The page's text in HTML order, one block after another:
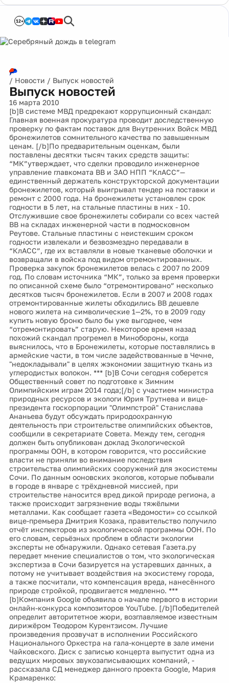
12+
/ Новости / Выпуск новостей
Выпуск новостей
16 марта 2010
[b]В системе МВД предрекают коррупционный скандал:
Главная военная прокуратура проводит доследственную
проверку по фактам поставок для Внутренних Войск МВД
бронежилетов сомнительного качества по завышенным
ценам. [/b]По предварительным оценкам, были
поставлены десятки тысяч таких средств защиты:
“МК”утверждает, что сделки проводило инженерное
управление главкомата ВВ и ЗАО НПП “КлАСС”—
единственный держатель конструкторской документации
бронежилетов, который выигрывал тендер на поставки и
ремонт с 2000 года. На бронежилеты установлен срок
годности в 5 лет, на стальные пластины в них - 10.
Отслужившие свое бронежилеты собирали со всех частей
ВВ на складах инженерной части в подмосковном
Реутове. Стальные пластины с неистекшим сроком
годности извлекали и безвозмездно передавали в
“КлАСС”, где их вставляли в новые тканевые оболочки и
возвращали в войска под видом отремонтированных.
Проверка закупок бронежилетов велась с 2007 по 2009
год. По словам источника “МК”, только за время проверки
по описанной схеме было “отремонтировано” несколько
десятков тысяч бронежилетов. Если в 2007 и 2008 годах
отремонтированные жилеты обходились ВВ дешевле
нового жилета на символические 1—2%, то в 2009 году
купить новую броню было бы уже выгоднее, чем
“отремонтировать” старую. Некоторое время назад
похожий скандал прогремел в Минобороны, когда
выяснилось, что в Бронежилеты, которые поставлялись в
армейские части, в том числе задействованные в Чечне,
"недокладывали" в целях жэкономии защитную ткань из
углеродистых волокон. *** [b]В Сочи сегодня соберется
Общественный совет по подготовке к Зимним
Олимпийским играм 2014 года;[/b] с участием министра
природных ресурсов и экологи Юрия Трутнева и вице-
президента госкорпорации "Олимпстрой" Станислава
Ананьева будут обсуждать природоохранную
деятельность при строительстве олимпийских объектов,
сообщили в секретариате Совета. Между тем, сегодня
должен быть опубликован доклад Экологической
программы ООН, в котором говорится, что российские
власти не приняли во внимание последствия
строительства олимпийских сооружений для экосистемы
Сочи. По данным ооновских экологов, которые побывали
в городе в январе с трёхдневной миссией, при
строительстве наносится вред дикой природе региона, а
также происходит загрязнение воды тяжёлыми
металлами. Как сообщает газета «Ведомости» со ссылкой
вице-премьера Дмитрия Козака, правительство получило
отчёт инспекторов из экологической программы ООН. По
его словам, серьёзных проблем в области экологии
эксперты не обнаружили. Однако сетевая Газета.ру
передает мнение специалистов о том, что экологическая
экспертиза в Сочи базируется на устаревших данных, а
потому не учитывает воздействия на экосистему города,
а также посчитали, что компенсация вреда, нанесённого
природе стройкой, продвигается медленно. ***
[b]Компания Google объявила о начале первого в истории
онлайн-конкурса композиторов YouTube. [/b]Победителей
определит авторитетное жюри, возглавляемое известным
дирижёром Теодором Курентзисом. Лучшие
произведения прозвучат в исполнении Российского
Национального Оркестра на гала-концерте в зале имени
Чайковского. Диск с записью концерта выпустит одна из
ведущих мировых звукозаписывающих компаний, -
рассказала СД менеджер данного проекта Google, Мария
Крамаренко: